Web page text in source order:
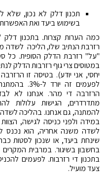
תכנון דלק לא נכון, שלא
בשימוש ביעד ואת האפשרות
כמה הערות קצרות. בתכנון דלק
רזרבת הנתיב שלו, הליכה לשדה
"על" רזרבת הדלק הסופית. כל
במטוסים צרי גוף רזרבות הדלק
לפעמים זה
הרזרבה די מהר. אנחנו לא
מתדרדרים, הגישות עלולות
להמתנה, גם אנחנו. בהליכה
במידה ולפני כניסה לגישה,
לשדה משנה אחריה, הוא נכנס
שינחת ביעד, או שנכון לסטות
בחשבון בשיגור. במרבית
בתכנון די רזרבות. לפעמים
צעד מועיל.